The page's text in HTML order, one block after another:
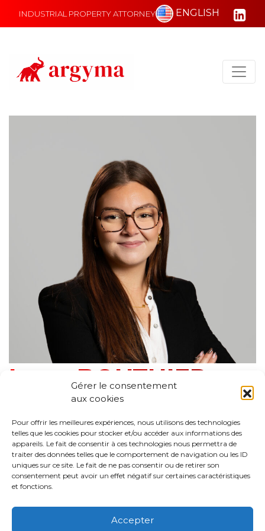
Gérer le consentement
aux cookies
Pour offrir les meilleures expériences, nous utilisons des technologies
telles que les cookies pour stocker et/ou accéder aux informations des
appareils. Le fait de consentir à ces technologies nous permettra de
traiter des données telles que le comportement de navigation ou les ID
uniques sur ce site. Le fait de ne pas consentir ou de retirer son
consentement peut avoir un effet négatif sur certaines caractéristiques
et fonctions.
Accepter
INDUSTRIAL PROPERTY ATTORNEY ENGLISH
Main Navigation
Luna BOUTHIER
ADMISTISTRATIVE ASSISTANT
Agency :TOULOUSE
Entité :ARGYMA